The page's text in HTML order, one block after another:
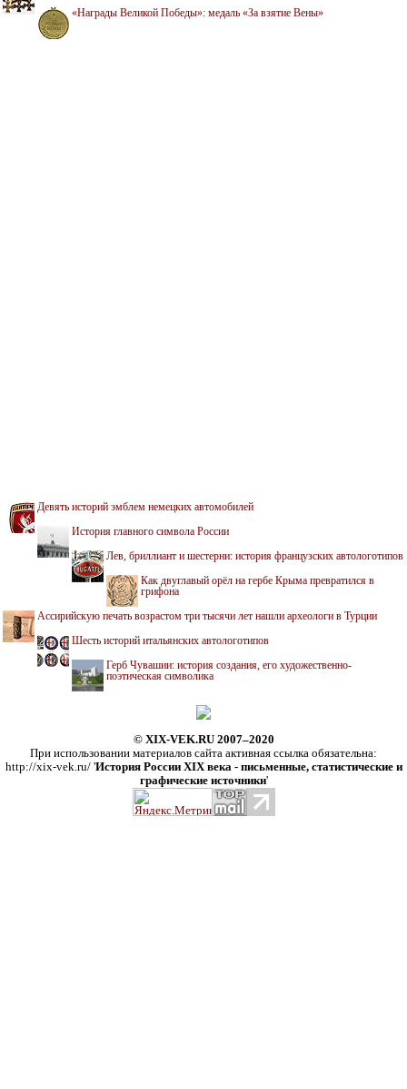
«Награды Великой Победы»: медаль «За взятие Вены»
Девять историй эмблем немецких автомобилей
История главного символа России
Лев, бриллиант и шестерни: история французских автологотипов
Как двуглавый орёл на гербе Крыма превратился в
грифона
Ассирийскую печать возрастом три тысячи лет нашли археологи в Турции
Шесть историй итальянских автологотипов
Герб Чувашии: история создания, его художественно-
поэтическая символика
© XIX-VEK.RU 2007–2020
При использовании материалов сайта активная ссылка обязательна:
http://xix-vek.ru/ 'История России XIX века - письменные, статистические и
графические источники'